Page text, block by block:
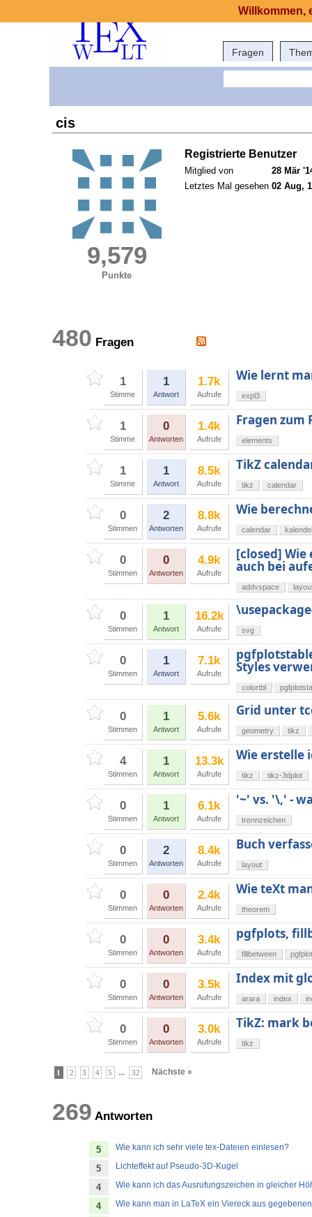
Fragen
cis
9,579
Punkte
Registrierte Benutzer
Mitglied von
28 Mär
Letztes Mal gesehen 02 Aug,
480 Fragen
1
Stimme
1
Antwort
1.7k
Aufrufe
Wie lernt
expl3
1
Stimme
0
Antworten
1.4k
Aufrufe
Fragen zum
elements
1
Stimme
1
Antwort
8.5k
Aufrufe
TikZ
tikz calendar
0
Stimmen
2
Antworten
8.8k
Aufrufe
Wie
calendar
0
Stimmen
0
Antworten
4.9k
Aufrufe
[closed]
auch bei
addvspace
0
Stimmen
1
Antwort
16.2k
Aufrufe svg
0
Stimmen
1
Antwort
7.1k
Aufrufe Styles
colortbl
0
Stimmen
1
Antwort
5.6k
Aufrufe
Grid unter
geometry tikz
4
Stimmen
1
Antwort
13.3k
Aufrufe
Wie erstelle
tikz tikz-3dplot
0
Stimmen
1
Antwort
6.1k
Aufrufe
'~' vs. '\,' -
trennzeichen
0
Stimmen
2
Antworten
8.4k
Aufrufe
Buch
layout
0
Stimmen
0
Antworten
2.4k
Aufrufe
Wie teXt
theorem
0
Stimmen
0
Antworten
3.4k
Aufrufe
pgfplots,
fillbetween
0
Stimmen
0
Antworten
3.5k
Aufrufe
Index mit
arara index
0
Stimmen
0
Antworten
3.0k
Aufrufe
TikZ: mark
tikz
1 2 3 4 5 ... 32 Nächste »
269 Antworten
5 Wie kann ich sehr viele tex-Dateien einlesen?
5 Lichteffekt auf Pseudo-3D-Kugel
4 Wie kann ich das Ausrufungszeichen in gleicher
4 Wie kann man in LaTeX ein Viereck aus
Willkommen,